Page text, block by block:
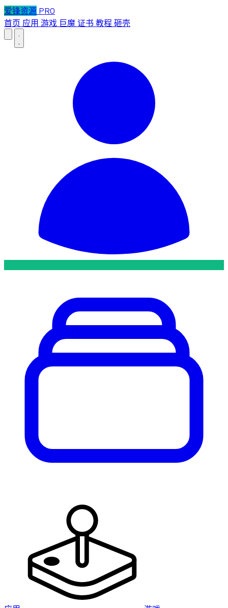
爱锋资源 PRO
首页 应用 游戏 巨魔 证书 教程 砸壳